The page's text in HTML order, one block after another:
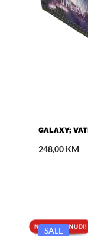
GALAXY;
248,00 KM
SALE